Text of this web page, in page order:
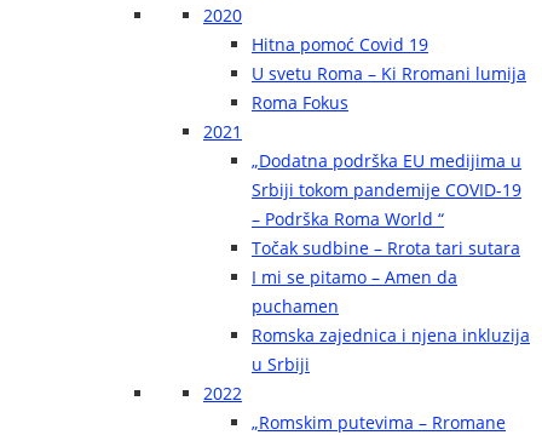
2020
Hitna pomoć Covid 19
U svetu Roma – Ki Rromani lumija
Roma Fokus
2021
„Dodatna podrška EU medijima u
Srbiji tokom pandemije COVID-19
– Podrška Roma World “
Točak sudbine – Rrota tari sutara
I mi se pitamo – Amen da
puchamen
Romska zajednica i njena inkluzija
u Srbiji
2022
„Romskim putevima – Rromane